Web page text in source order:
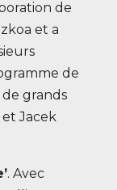
de
et a
de
grands
Jacek
. Avec